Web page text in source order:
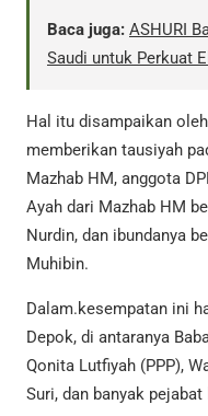
Baca juga: ASHURI
Saudi untuk Perkuat
Hal itu disampaikan
memberikan tausiyah
Mazhab HM, anggota
Ayah dari Mazhab HM
Nurdin, dan ibundanya
Muhibin.
Dalam.kesempatan ini
Depok, di antaranya
Qonita Lutfiyah (PPP),
Suri, dan banyak pejabat